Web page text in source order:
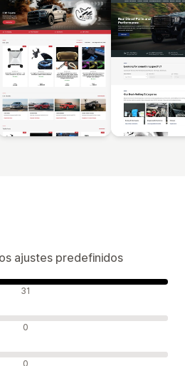
ajustes predefinidos
31
0
0